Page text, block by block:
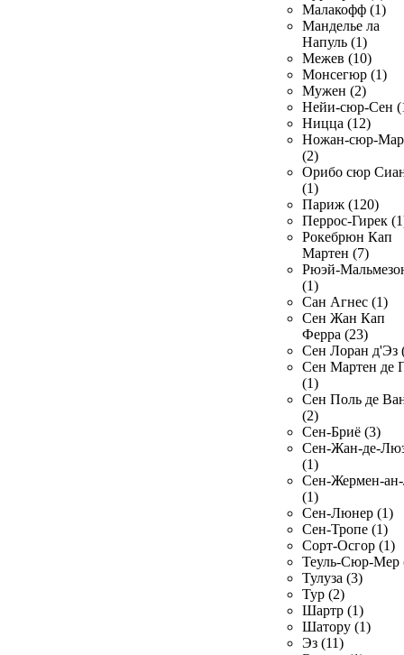
Малакофф (1)
Манделье ла
Напуль (1)
Межев (10)
Монсегюр (1)
Мужен (2)
Нейи-сюр-Сен
Ницца (12)
Ножан-сюр-
(2)
Орибо сюр
(1)
Париж (120)
Перрос-Гирек
Рокебрюн Кап
Мартен (7)
Рюэй-
(1)
Сан Агнес (1)
Сен Жан Кап
Ферра (23)
Сен Лоран д'Эз
Сен Мартен де
(1)
Сен Поль де
(2)
Сен-Бриё (3)
Сен-Жан-де-
(1)
Сен-Жермен-
(1)
Сен-Люнер (1)
Сен-Тропе (1)
Сорт-Осгор (1)
Теуль-Сюр-Мер
Тулуза (3)
Тур (2)
Шартр (1)
Шатору (1)
Эз (11)